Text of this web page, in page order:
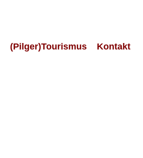
(Pilger)Tourismus Kontakt